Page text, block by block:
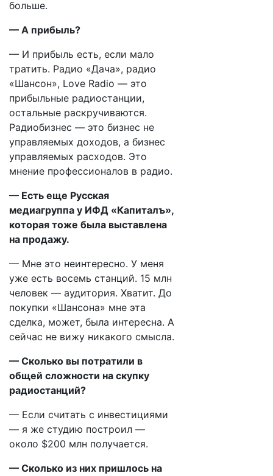
больше.
— А прибыль?
— И прибыль есть, если мало
тратить. Радио «Дача», радио
«Шансон», Love Radio — это
прибыльные радиостанции,
остальные раскручиваются.
Радиобизнес — это бизнес не
управляемых доходов, а бизнес
управляемых расходов. Это
мнение профессионалов в радио.
— Есть еще Русская
медиагруппа у ИФД «Капиталъ»,
которая тоже была выставлена
на продажу.
— Мне это неинтересно. У меня
уже есть восемь станций. 15 млн
человек — аудитория. Хватит. До
покупки «Шансона» мне эта
сделка, может, была интересна. А
сейчас не вижу никакого смысла.
— Сколько вы потратили в
общей сложности на скупку
радиостанций?
— Если считать с инвестициями
— я же студию построил —
около $200 млн получается.
— Сколько из них пришлось на